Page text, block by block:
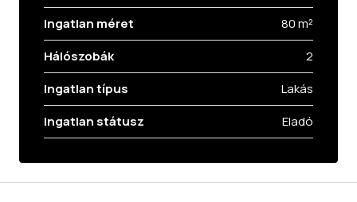
Ingatlan méret
80 m²
Hálószobák
2
Ingatlan típus
Lakás
Ingatlan státusz
Eladó